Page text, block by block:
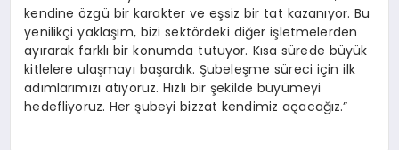
kendine özgü bir karakter ve eşsiz bir tat kazanıyor. Bu
yenilikçi yaklaşım, bizi sektördeki diğer işletmelerden
ayırarak farklı bir konumda tutuyor. Kısa sürede büyük
kitlelere ulaşmayı başardık. Şubeleşme süreci için ilk
adımlarımızı atıyoruz. Hızlı bir şekilde büyümeyi
hedefliyoruz. Her şubeyi bizzat kendimiz açacağız.”